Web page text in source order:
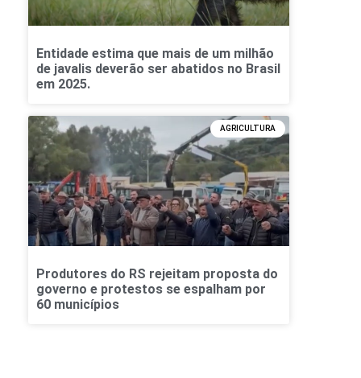
Entidade estima que mais de um milhão
de javalis deverão ser abatidos no Brasil
em 2025.
AGRICULTURA
Produtores do RS rejeitam proposta do
governo e protestos se espalham por
60 municípios